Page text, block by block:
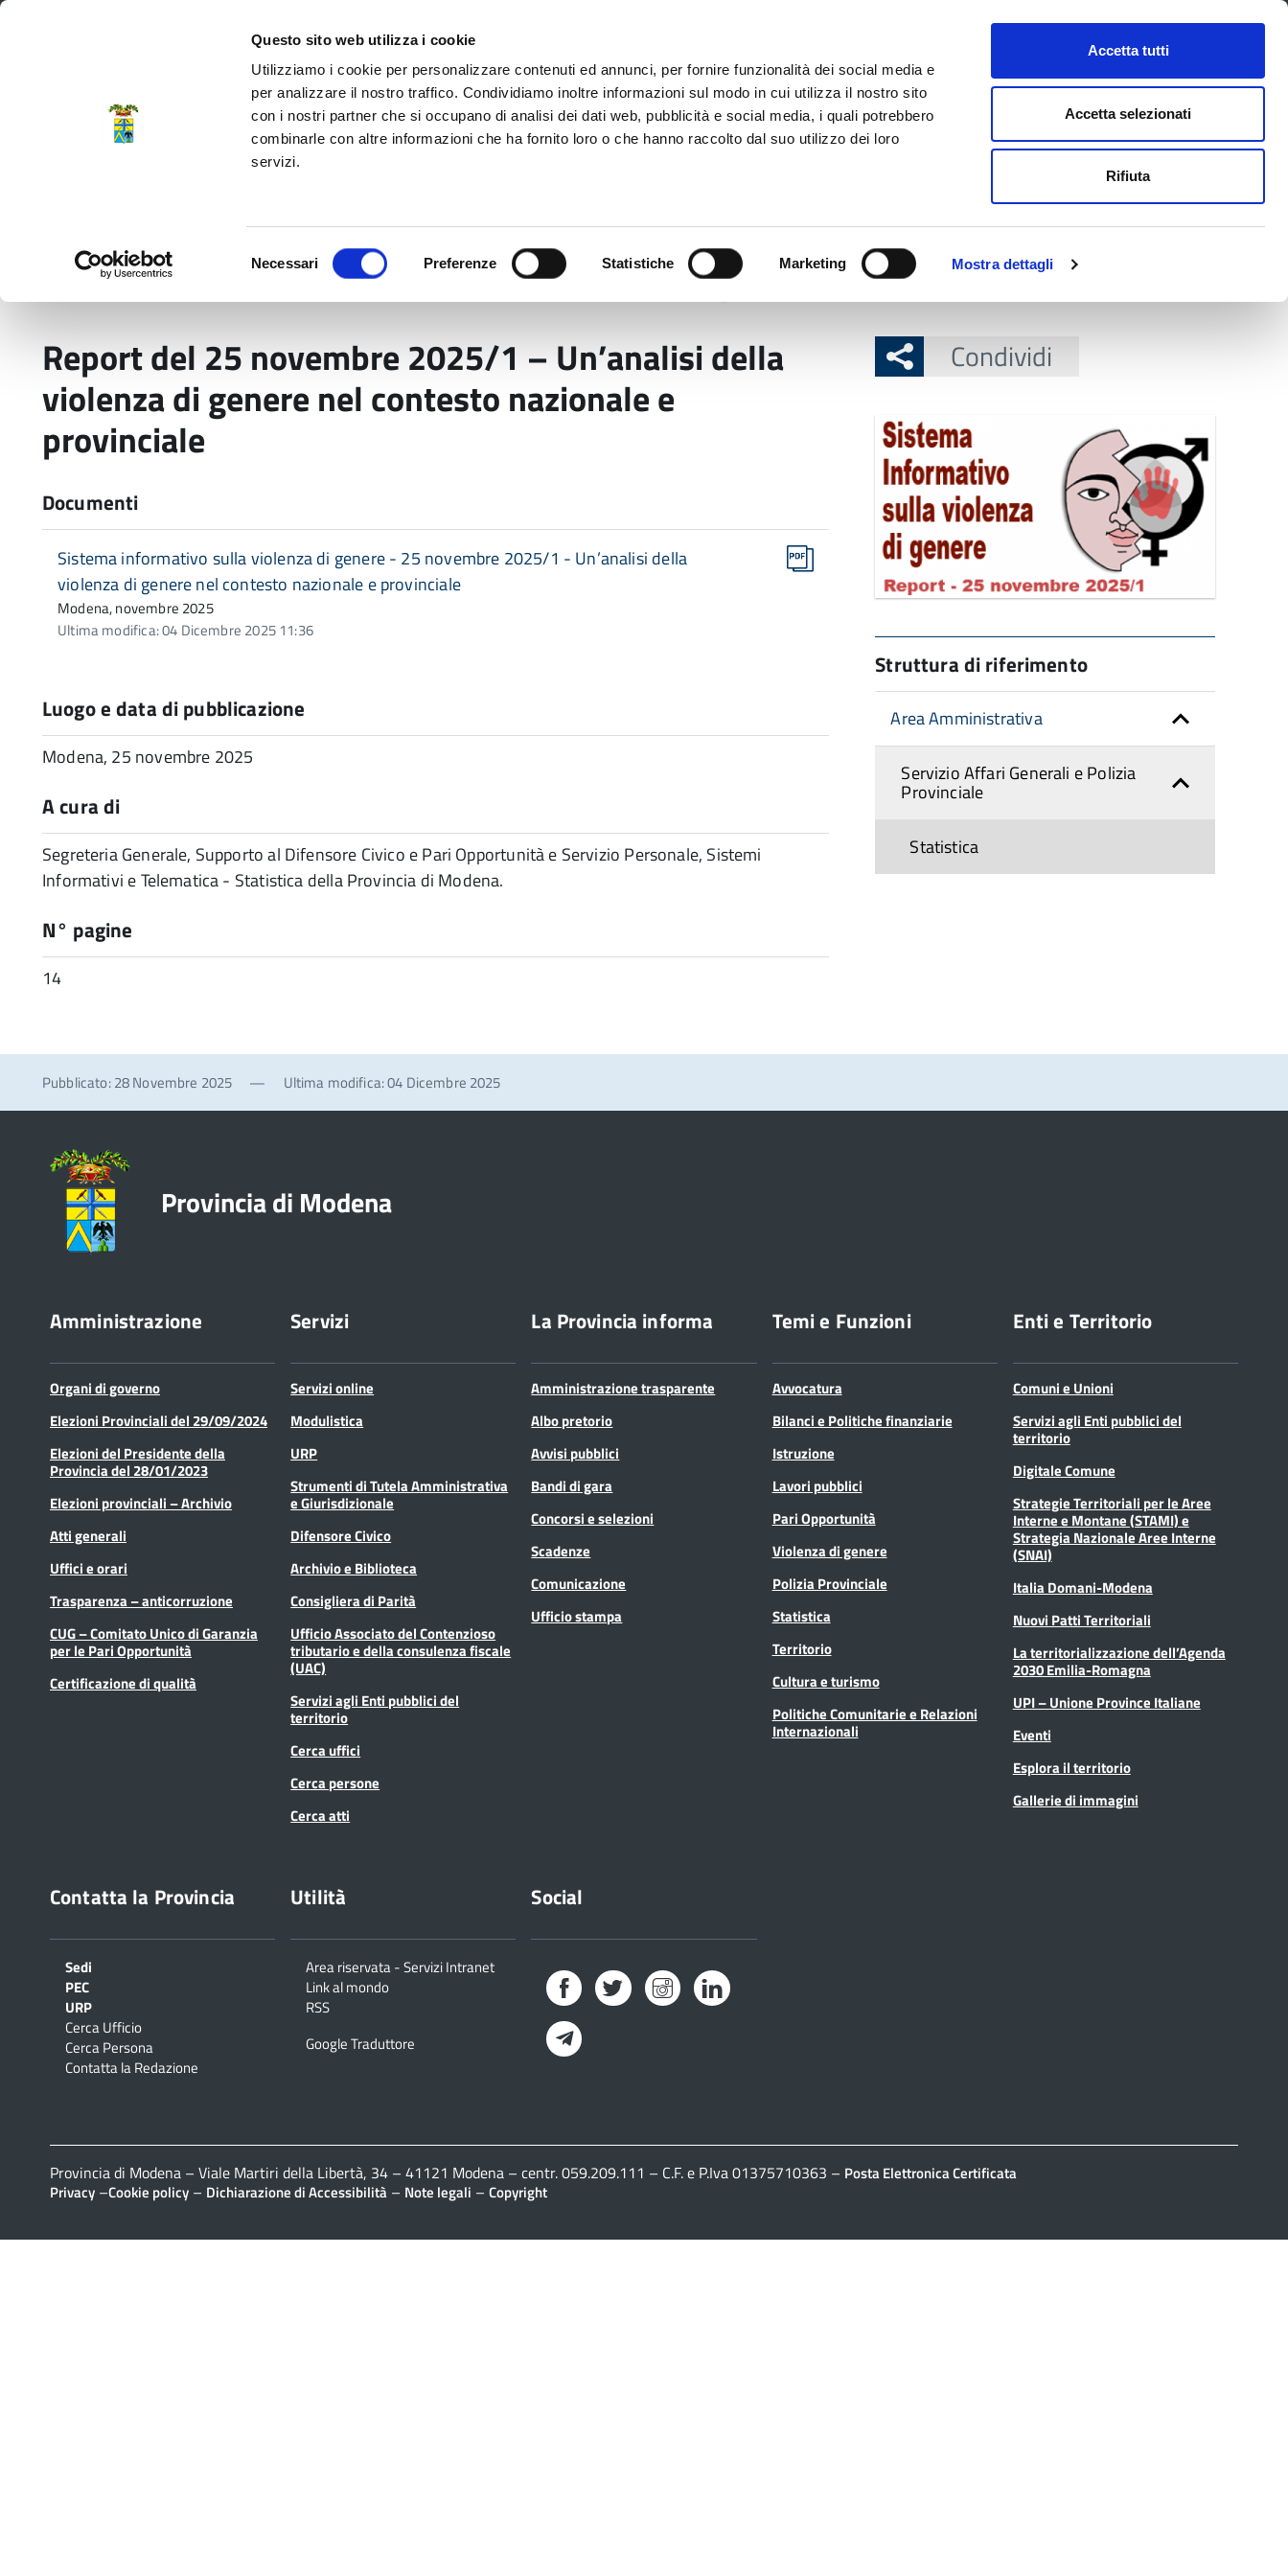
Questo sito web utilizza i cookie
Utilizziamo i cookie per personalizzare contenuti ed annunci, per fornire funzionalità dei social media e
per analizzare il nostro traffico. Condividiamo inoltre informazioni sul modo in cui utilizza il nostro sito
con i nostri partner che si occupano di analisi dei dati web, pubblicità e social media, i quali potrebbero
combinarle con altre informazioni che ha fornito loro o che hanno raccolto dal suo utilizzo dei loro
servizi.
Necessari Preferenze Statistiche Marketing Mostra dettagli
Accetta tutti
Accetta selezionati
Rifiuta
CONTATTI URP SERVIZI ONLINE
Provincia di Modena
Seguici su FacebookTwitterInstagram
LinkedIn
cerca nel sito
Report del 25 novembre 2025/1 – Un’analisi della
violenza di genere nel contesto nazionale e
provinciale
Documenti
Sistema informativo sulla violenza di genere - 25 novembre 2025/1 - Un’analisi della
violenza di genere nel contesto nazionale e provinciale
Modena, novembre 2025
Ultima modifica: 04 Dicembre 2025 11:36
Luogo e data di pubblicazione
Modena, 25 novembre 2025
A cura di
Segreteria Generale, Supporto al Difensore Civico e Pari Opportunità e Servizio Personale, Sistemi
Informativi e Telematica - Statistica della Provincia di Modena.
N° pagine
14
Condividi
Struttura di riferimento
Area Amministrativa
Servizio Affari Generali e Polizia
Provinciale
Statistica
Pubblicato: 28 Novembre 2025 — Ultima modifica: 04 Dicembre 2025
Provincia di Modena
Amministrazione
Organi di governo
Elezioni Provinciali del 29/09/2024
Elezioni del Presidente della
Provincia del 28/01/2023
Elezioni provinciali – Archivio
Atti generali
Uffici e orari
Trasparenza – anticorruzione
CUG – Comitato Unico di Garanzia
per le Pari Opportunità
Certificazione di qualità
Servizi
Servizi online
Modulistica
URP
Strumenti di Tutela Amministrativa
e Giurisdizionale
Difensore Civico
Archivio e Biblioteca
Consigliera di Parità
Ufficio Associato del Contenzioso
tributario e della consulenza fiscale
(UAC)
Servizi agli Enti pubblici del
territorio
Cerca uffici
Cerca persone
Cerca atti
La Provincia informa
Amministrazione trasparente
Albo pretorio
Avvisi pubblici
Bandi di gara
Concorsi e selezioni
Scadenze
Comunicazione
Ufficio stampa
Temi e Funzioni
Avvocatura
Bilanci e Politiche finanziarie
Istruzione
Lavori pubblici
Pari Opportunità
Violenza di genere
Polizia Provinciale
Statistica
Territorio
Cultura e turismo
Politiche Comunitarie e Relazioni
Internazionali
Enti e Territorio
Comuni e Unioni
Servizi agli Enti pubblici del
territorio
Digitale Comune
Strategie Territoriali per le Aree
Interne e Montane (STAMI) e
Strategia Nazionale Aree Interne
(SNAI)
Italia Domani-Modena
Nuovi Patti Territoriali
La territorializzazione dell’Agenda
2030 Emilia-Romagna
UPI – Unione Province Italiane
Eventi
Esplora il territorio
Gallerie di immagini
Contatta la Provincia
Sedi
PEC
URP
Cerca Ufficio
Cerca Persona
Contatta la Redazione
Utilità
Area riservata - Servizi Intranet
Link al mondo
RSS
Google Traduttore
Social
FacebookTwitterInstagramLinkedIn
Provincia di Modena – Viale Martiri della Libertà, 34 – 41121 Modena – centr. 059.209.111 – C.F. e P.Iva 01375710363 – Posta Elettronica Certificata
Privacy –Cookie policy – Dichiarazione di Accessibilità – Note legali – Copyright